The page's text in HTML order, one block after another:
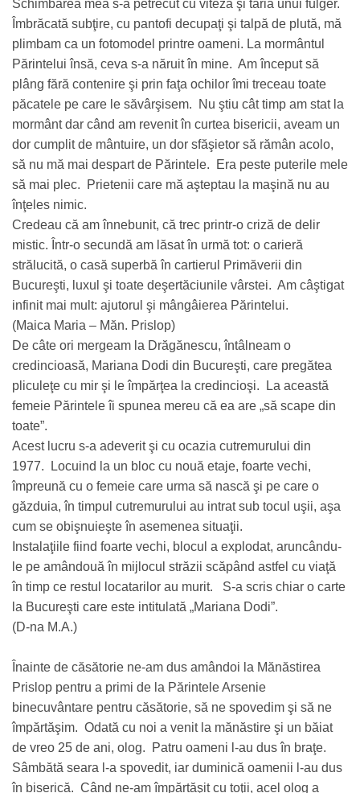
Schimbarea mea s-a petrecut cu viteza şi tăria unui fulger.
Îmbrăcată subţire, cu pantofi decupaţi şi talpă de plută, mă
plimbam ca un fotomodel printre oameni. La mormântul
Părintelui însă, ceva s-a năruit în mine. Am început să
plâng fără contenire şi prin faţa ochilor îmi treceau toate
păcatele pe care le săvârşisem. Nu ştiu cât timp am stat la
mormânt dar când am revenit în curtea bisericii, aveam un
dor cumplit de mântuire, un dor sfăşietor să rămân acolo,
să nu mă mai despart de Părintele. Era peste puterile mele
să mai plec. Prietenii care mă aşteptau la maşină nu au
înţeles nimic.
Credeau că am înnebunit, că trec printr-o criză de delir
mistic. Într-o secundă am lăsat în urmă tot: o carieră
strălucită, o casă superbă în cartierul Primăverii din
Bucureşti, luxul şi toate deşertăciunile vârstei. Am câştigat
infinit mai mult: ajutorul şi mângâierea Părintelui.
(Maica Maria – Măn. Prislop)
De câte ori mergeam la Drăgănescu, întâlneam o
credincioasă, Mariana Dodi din Bucureşti, care pregătea
pliculeţe cu mir şi le împărţea la credincioşi. La această
femeie Părintele îi spunea mereu că ea are „să scape din
toate”.
Acest lucru s-a adeverit şi cu ocazia cutremurului din
1977. Locuind la un bloc cu nouă etaje, foarte vechi,
împreună cu o femeie care urma să nască şi pe care o
găzduia, în timpul cutremurului au intrat sub tocul uşii, aşa
cum se obişnuieşte în asemenea situaţii.
Instalaţiile fiind foarte vechi, blocul a explodat, aruncându-
le pe amândouă în mijlocul străzii scăpând astfel cu viaţă
în timp ce restul locatarilor au murit. S-a scris chiar o carte
la Bucureşti care este intitulată „Mariana Dodi”.
(D-na M.A.)
Înainte de căsătorie ne-am dus amândoi la Mănăstirea
Prislop pentru a primi de la Părintele Arsenie
binecuvântare pentru căsătorie, să ne spovedim şi să ne
împărtăşim. Odată cu noi a venit la mănăstire şi un băiat
de vreo 25 de ani, olog. Patru oameni l-au dus în braţe.
Sâmbătă seara l-a spovedit, iar duminică oamenii l-­au dus
în biserică. Când ne-am împărtăşit cu toţii, acel olog a